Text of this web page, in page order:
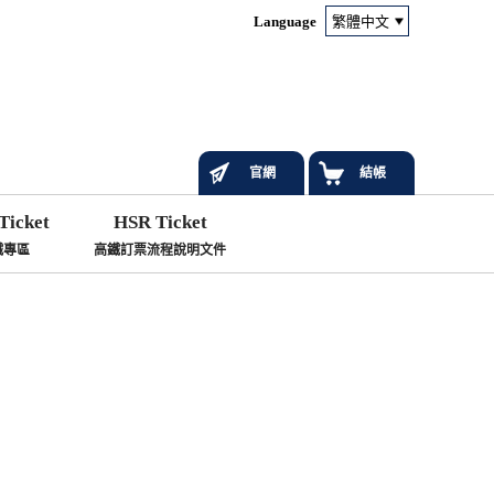
Language
專區
HSR Ticket
高鐵訂票流程說明文件
官網 結帳